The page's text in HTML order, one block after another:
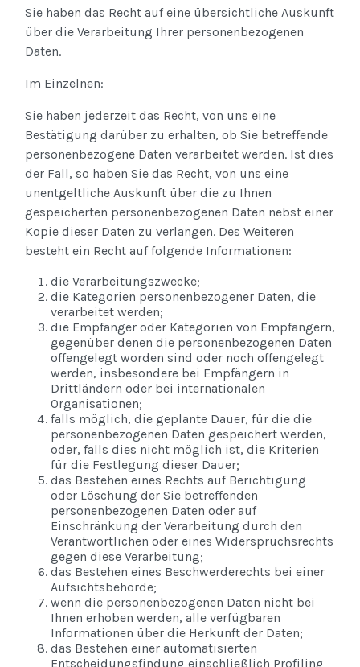
Sie haben das Recht auf eine übersichtliche Auskunft
über die Verarbeitung Ihrer personenbezogenen
Daten.
Im Einzelnen:
Sie haben jederzeit das Recht, von uns eine
Bestätigung darüber zu erhalten, ob Sie betreffende
personenbezogene Daten verarbeitet werden. Ist dies
der Fall, so haben Sie das Recht, von uns eine
unentgeltliche Auskunft über die zu Ihnen
gespeicherten personenbezogenen Daten nebst einer
Kopie dieser Daten zu verlangen. Des Weiteren
besteht ein Recht auf folgende Informationen:
die Verarbeitungszwecke;
die Kategorien personenbezogener Daten, die
verarbeitet werden;
die Empfänger oder Kategorien von Empfängern,
gegenüber denen die personenbezogenen Daten
offengelegt worden sind oder noch offengelegt
werden, insbesondere bei Empfängern in
Drittländern oder bei internationalen
Organisationen;
falls möglich, die geplante Dauer, für die die
personenbezogenen Daten gespeichert werden,
oder, falls dies nicht möglich ist, die Kriterien
für die Festlegung dieser Dauer;
das Bestehen eines Rechts auf Berichtigung
oder Löschung der Sie betreffenden
personenbezogenen Daten oder auf
Einschränkung der Verarbeitung durch den
Verantwortlichen oder eines Widerspruchsrechts
gegen diese Verarbeitung;
das Bestehen eines Beschwerderechts bei einer
Aufsichtsbehörde;
wenn die personenbezogenen Daten nicht bei
Ihnen erhoben werden, alle verfügbaren
Informationen über die Herkunft der Daten;
das Bestehen einer automatisierten
Entscheidungsfindung einschließlich Profiling